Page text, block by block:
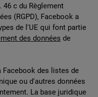
c du Règlement
(RGPD), Facebook a
de l'UE qui font partie
des données de
des listes de
ou d'autres données
La base juridique